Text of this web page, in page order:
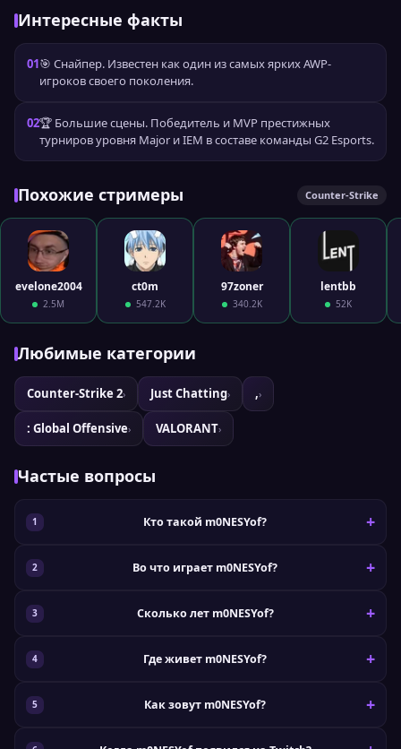
Интересные факты
01🎯 Снайпер. Известен как один из самых ярких AWP-
игроков своего поколения.
02🏆 Большие сцены. Победитель и MVP престижных
турниров уровня Major и IEM в составе команды G2 Esports.
Похожие стримеры Counter-Strike
evelone2004
2.5M
ct0m
547.2K
97zoner
340.2K
lentbb
52K
Любимые категории
Counter-Strike 2› Just Chatting› ,›
: Global Offensive› VALORANT›
Частые вопросы
Кто такой m0NESYof?
Во что играет m0NESYof?
Сколько лет m0NESYof?
Где живет m0NESYof?
Как зовут m0NESYof?